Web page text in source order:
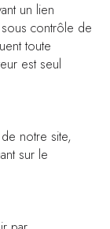
un lien
contrôle de
toute
est seul
notre site,
sur le